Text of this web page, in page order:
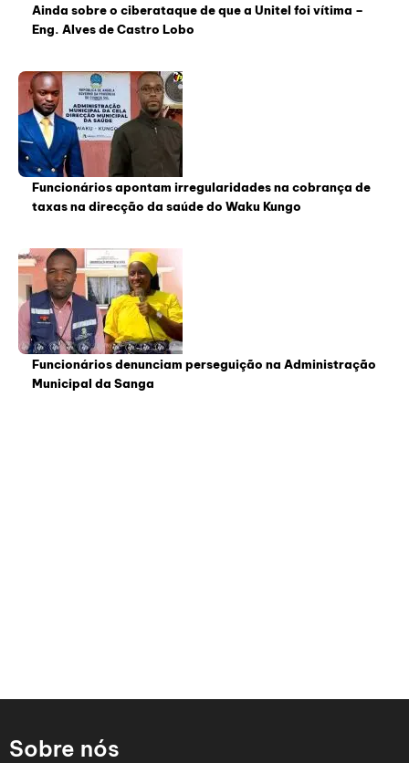
Ainda sobre o ciberataque de que a Unitel foi vítima –
Eng. Alves de Castro Lobo
Funcionários apontam irregularidades na cobrança de
taxas na direcção da saúde do Waku Kungo
Funcionários denunciam perseguição na Administração
Municipal da Sanga
Sobre nós